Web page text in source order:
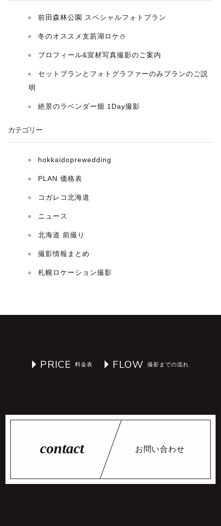
前田森林公園 スペシャルフォトプラン
冬のオススメ支笏湖ロケ⛄️
プロフィール&宣材写真撮影のご案内
セットプランとフォトグラファーのみプランのご説
明
絶景のラベンダー畑 1Day撮影
カテゴリー
hokkaidoprewedding
PLAN 価格表
コガレコ北海道
ニュース
北海道 前撮り
撮影情報まとめ
札幌ロケーション撮影
PRICE FLOW
お問い合わせ